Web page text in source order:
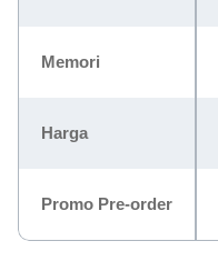
Memori
Harga
Promo Pre-order